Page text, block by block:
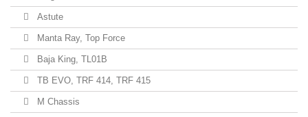
Astute
Manta Ray, Top Force
Baja King, TL01B
TB EVO, TRF 414, TRF 415
M Chassis